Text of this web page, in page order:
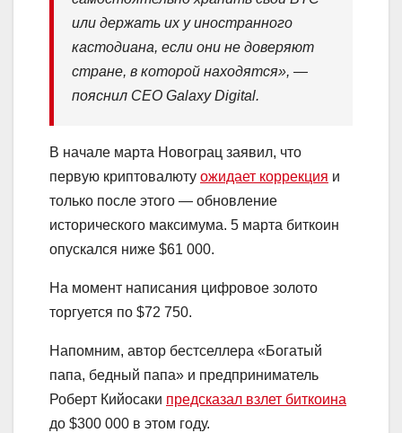
или держать их у иностранного
кастодиана, если они не доверяют
стране, в которой находятся», —
пояснил CEO Galaxy Digital.
В начале марта Новограц заявил, что
первую криптовалюту ожидает коррекция и
только после этого — обновление
исторического максимума. 5 марта биткоин
опускался ниже $61 000.
На момент написания цифровое золото
торгуется по $72 750.
Напомним, автор бестселлера «Богатый
папа, бедный папа» и предприниматель
Роберт Кийосаки предсказал взлет биткоина
до $300 000 в этом году.